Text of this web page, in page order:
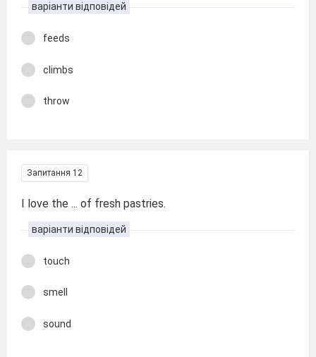
варіанти відповідей
feeds
climbs
throw
Запитання 12
I love the ... of fresh pastries.
варіанти відповідей
touch
smell
sound